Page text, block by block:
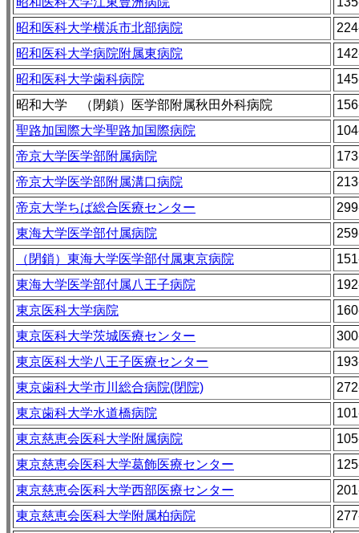
昭和医科大学横浜市北部病院
昭和医科大学病院附属東病院
昭和医科大学歯科病院
昭和大学 （閉鎖）医学部附属秋田外科病院
聖路加国際大学聖路加国際病院
帝京大学医学部附属病院
帝京大学医学部附属溝口病院
帝京大学ちば総合医療センター
東海大学医学部付属病院
（閉鎖）東海大学医学部付属東京病院
東海大学医学部付属八王子病院
東京医科大学病院
東京医科大学茨城医療センター
東京医科大学八王子医療センター
東京歯科大学市川総合病院(閉院)
東京歯科大学水道橋病院
東京慈恵会医科大学附属病院
東京慈恵会医科大学葛飾医療センター
東京慈恵会医科大学西部医療センター
東京慈恵会医科大学附属柏病院